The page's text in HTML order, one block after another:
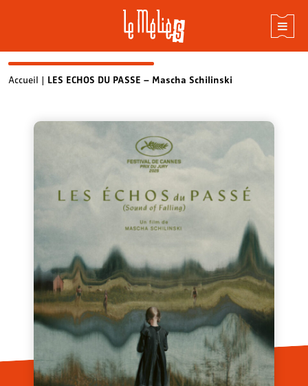
SkipAccueil | LES ECHOS DU PASSE – Mascha Schilinski